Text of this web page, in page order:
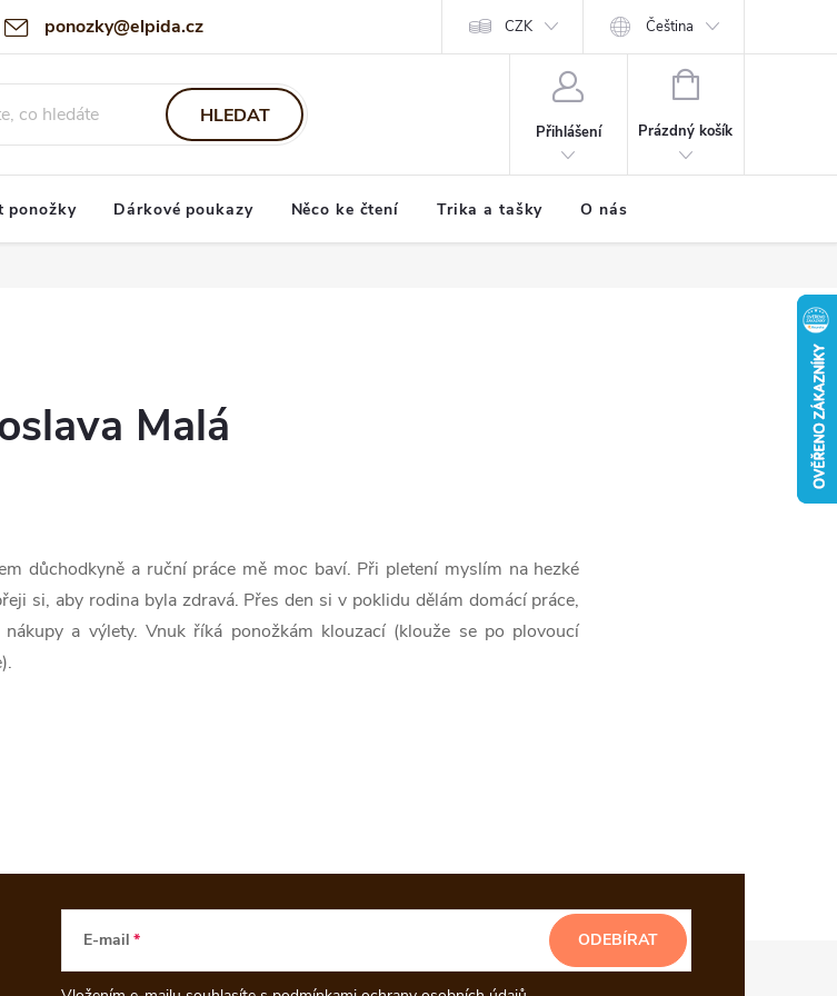
ponozky@elpida.cz CZK Čeština
HLEDAT
Přihlášení
NÁKUPNÍ
Prázdný košík
ponožky Dárkové poukazy Něco ke čtení Trika a tašky O nás
Malá
důchodkyně a ruční práce mě moc baví. Při pletení myslím na hezké
si, aby rodina byla zdravá. Přes den si v poklidu dělám domácí práce,
nákupy a výlety. Vnuk říká ponožkám klouzací (klouže se po plovoucí
E-mail ODEBÍRAT